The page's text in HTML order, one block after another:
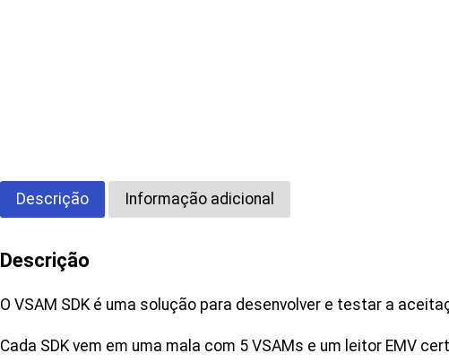
Descrição Informação adicional
Descrição
O VSAM SDK é uma solução para desenvolver e testar a
Cada SDK vem em uma mala com 5 VSAMs e um leitor EMV